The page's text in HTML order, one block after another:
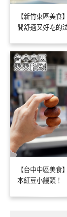
【新竹東區美食
間舒適又好吃的
【台中中區美食
本紅豆小饅頭！